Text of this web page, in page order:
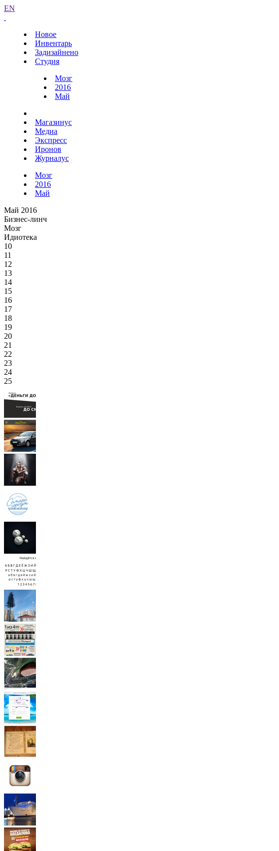
EN
Новое
Инвентарь
Задизайнено
Студия
Мозг
2016
Май
Магазинус
Медиа
Экспресс
Иронов
Журналус
Мозг
2016
Май
Май 2016
Бизнес-линч
Мозг
Идиотека
10
11
12
13
14
15
16
17
18
19
20
21
22
23
24
25